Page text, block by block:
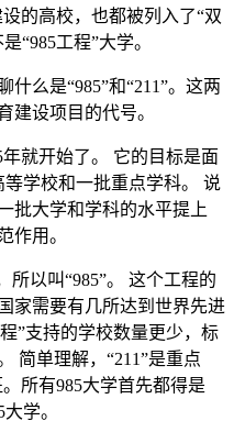
的高校，也都被列入了“双
“985工程”大学。
么是“985”和“211”。这两
建设项目的代号。
就开始了。 它的目标是面
学校和一批重点学科。 说
批大学和学科的水平提上
作用。
所以叫“985”。 这个工程的
家需要有几所达到世界先进
”支持的学校数量更少，标
简单理解，“211”是重点
所有985大学首先都得是
学。